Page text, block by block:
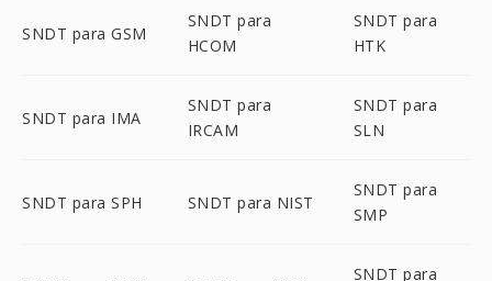
SNDT para GSM
SNDT para
HCOM
SNDT para
HTK
SNDT para IMA
SNDT para
IRCAM
SNDT para
SLN
SNDT para SPH SNDT para NIST
SNDT para
SMP
SNDT para